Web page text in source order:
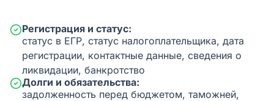
Регистрация и статус:
статус в ЕГР, статус налогоплательщика, дата
регистрации, контактные данные, сведения о
ликвидации, банкротство
Долги и обязательства:
задолженность перед бюджетом, таможней,